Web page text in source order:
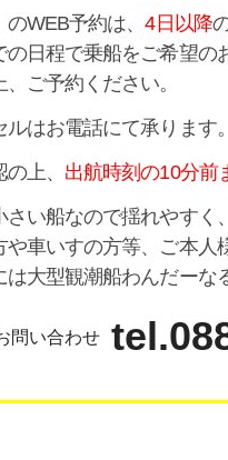
のWEB予約は、4日以降
の日程で乗船をご希望の
ご予約ください。
はお電話にて承ります。
上、 出航時刻の10分前
い船なので揺れやすく
車いすの方等、ご本人
大型観潮船わんだーな
問い合わせ